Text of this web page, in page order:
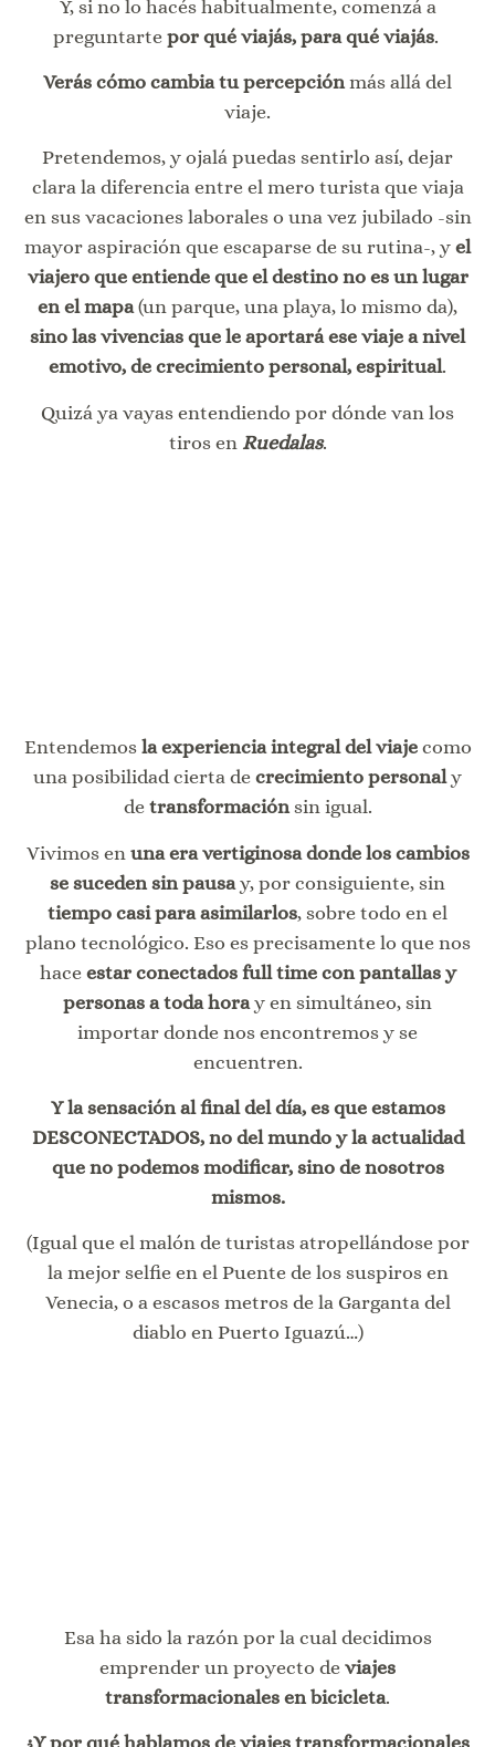
Y, si no lo hacés habitualmente, comenzá a
preguntarte por qué viajás, para qué viajás.
Verás cómo cambia tu percepciónmás allá del
viaje.
Pretendemos, y ojalá puedas sentirlo así, dejar
clara la diferencia entre el mero turista que viaja
en sus vacaciones laborales o una vez jubilado -sin
mayor aspiración que escaparse de su rutina-, y el
viajero que entiende que el destino no es un lugar
en el mapa(un parque, una playa, lo mismo da),
sino las vivencias que le aportará ese viaje a nivel
emotivo, de crecimiento personal, espiritual.
Quizá ya vayas entendiendo por dónde van los
tiros en Ruedalas.
Entendemos la experiencia integral del viajecomo
una posibilidad cierta de crecimiento personaly
de transformaciónsin igual.
Vivimos en una era vertiginosa donde los cambios
se suceden sin pausa y, por consiguiente, sin
tiempo casi para asimilarlos, sobre todo en el
plano tecnológico. Eso es precisamente lo que nos
hace estar conectados full time con pantallas y
personas a toda hora y en simultáneo, sin
importar donde nos encontremos y se
encuentren.
Y la sensación al final del día, es que estamos
DESCONECTADOS, no del mundo y la actualidad
que no podemos modificar, sino de nosotros
mismos.
(Igual que el malón de turistas atropellándose por
la mejor selfie en el Puente de los suspiros en
Venecia, o a escasos metros de la Garganta del
diablo en Puerto Iguazú…)
Esa ha sido la razón por la cual decidimos
emprender un proyecto de viajes
transformacionales en bicicleta.